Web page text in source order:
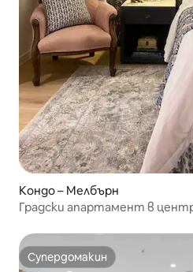
Кондо – Мелбърн
Градски апартамент в
Супердомакин
Супердомакин